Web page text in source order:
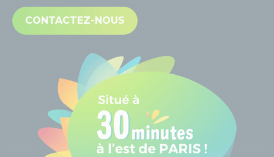
CONTACTEZ-NOUS